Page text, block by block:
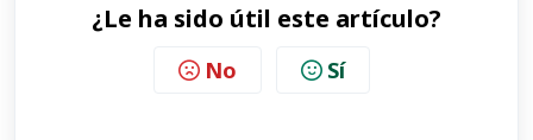
¿Le ha sido útil este artículo?
No Sí